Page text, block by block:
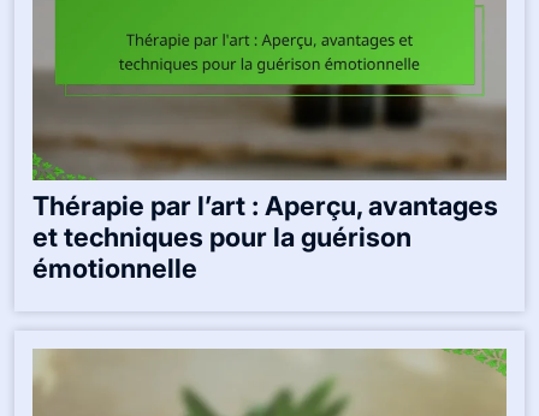
Thérapie par l’art : Aperçu, avantages
et techniques pour la guérison
émotionnelle